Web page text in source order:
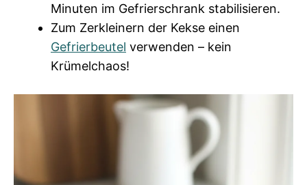
Minuten im Gefrierschrank stabilisieren.
Zum Zerkleinern der Kekse einen
Gefrierbeutel verwenden – kein
Krümelchaos!